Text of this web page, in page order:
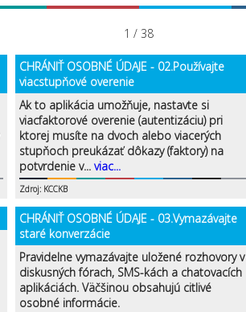
1 / 38
CHRÁNIŤ OSOBNÉ ÚDAJE - 02.Používajte
viacstupňové overenie
Ak to aplikácia umožňuje, nastavte si
viacfaktorové overenie (autentizáciu) pri
ktorej musíte na dvoch alebo viacerých
stupňoch preukázať dôkazy (faktory) na
potvrdenie v... viac...
Zdroj: KCCKB
CHRÁNIŤ OSOBNÉ ÚDAJE - 03.Vymazávajte
staré konverzácie
Pravidelne vymazávajte uložené rozhovory v
diskusných fórach, SMS-kách a chatovacích
aplikáciách. Väčšinou obsahujú citlivé
osobné informácie.